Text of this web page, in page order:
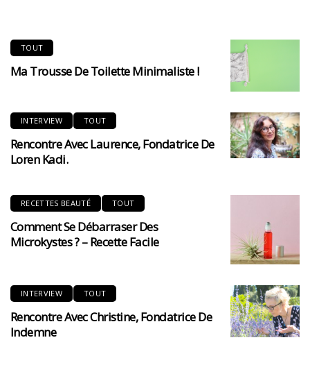
TOUT
Ma Trousse De Toilette Minimaliste !
INTERVIEW TOUT
Rencontre Avec Laurence, Fondatrice De
Loren Kadi.
RECETTES BEAUTÉ TOUT
Comment Se Débarraser Des
Microkystes ? – Recette Facile
INTERVIEW TOUT
Rencontre Avec Christine, Fondatrice De
Indemne